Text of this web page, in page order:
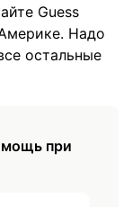
Guess
Надо
остальные
при